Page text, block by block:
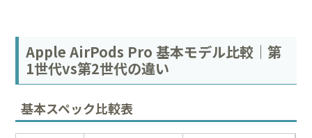
Apple AirPods Pro 基本モデル比較｜第
1世代vs第2世代の違い
基本スペック比較表